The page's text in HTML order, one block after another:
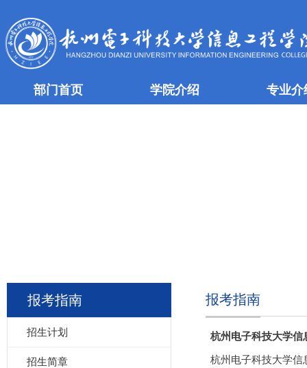
部门首页 学院介绍 专业介
报考指南
招生计划
招生简章
报考指南
杭州电子科技大学信
杭州电子科技大学信